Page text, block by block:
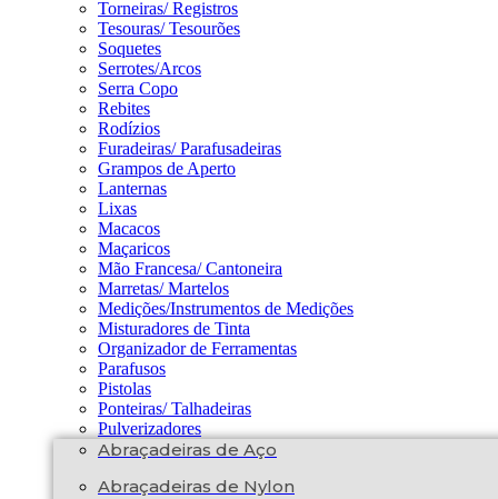
Torneiras/ Registros
Tesouras/ Tesourões
Soquetes
Serrotes/Arcos
Serra Copo
Rebites
Rodízios
Furadeiras/ Parafusadeiras
Grampos de Aperto
Lanternas
Lixas
Macacos
Maçaricos
Mão Francesa/ Cantoneira
Marretas/ Martelos
Medições/Instrumentos de Medições
Misturadores de Tinta
Organizador de Ferramentas
Parafusos
Pistolas
Ponteiras/ Talhadeiras
Pulverizadores
Abraçadeiras de Aço
Abraçadeiras de Nylon